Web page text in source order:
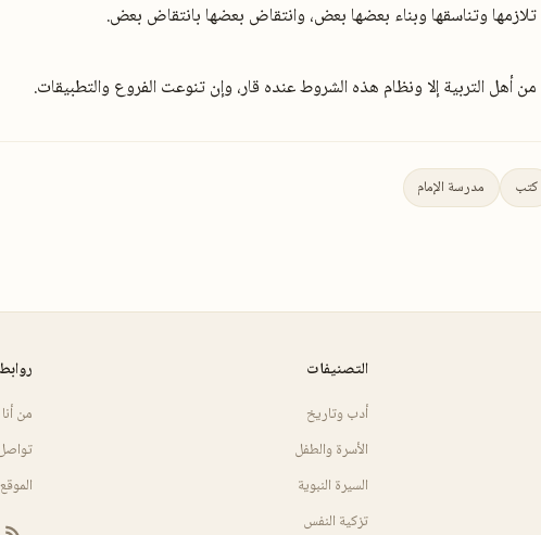
وتناسقها وبناء بعضها بعض، وانتقاض بعضها بانتقاض بعض.
من أهل التربية إلا ونظام هذه الشروط عنده قار، وإن تنوعت الفروع والتطبيقات.
كتب مدرسة الإمام
التصنيفات
أدب وتاريخ
الأسرة والطفل
السيرة النبوية
تزكية النفس
روابط
من